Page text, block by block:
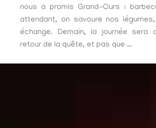
nous a promis Grand-Ours :
attendant, on savoure nos
échange. Demain, la journée sera
retour de la quête, et pas que …